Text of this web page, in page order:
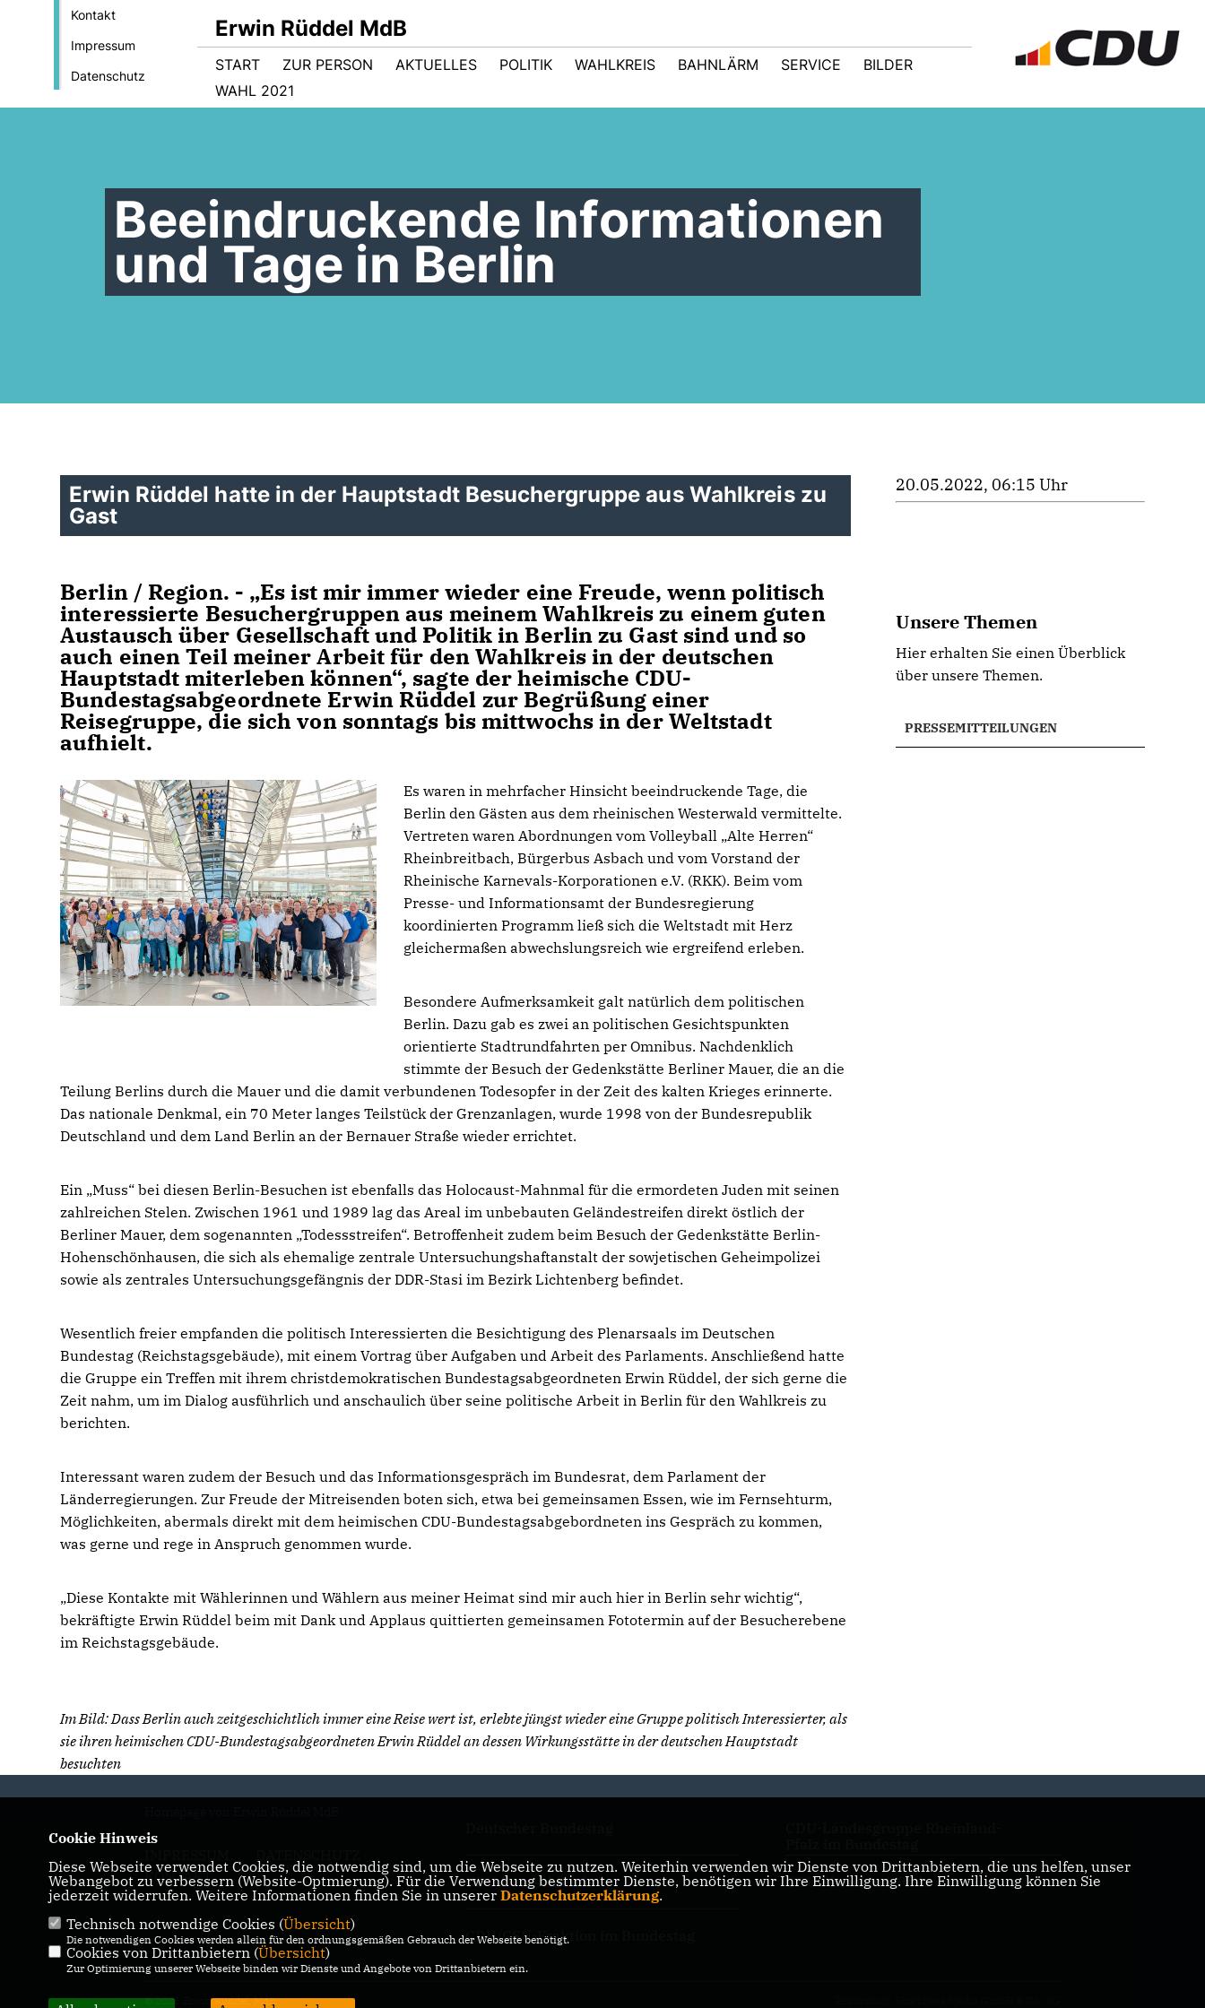
Kontakt
Impressum
Datenschutz
Erwin Rüddel MdB
START ZUR PERSON AKTUELLES POLITIK WAHLKREIS BAHNLÄRM SERVICE
BILDER
WAHL 2021
Beeindruckende Informationen
und Tage in Berlin
Erwin Rüddel hatte in der Hauptstadt Besuchergruppe aus Wahlkreis zu
Gast
Berlin / Region. - „Es ist mir immer wieder eine Freude, wenn politisch
interessierte Besuchergruppen aus meinem Wahlkreis zu einem guten
Austausch über Gesellschaft und Politik in Berlin zu Gast sind und so
auch einen Teil meiner Arbeit für den Wahlkreis in der deutschen
Hauptstadt miterleben können“, sagte der heimische CDU-
Bundestagsabgeordnete Erwin Rüddel zur Begrüßung einer
Reisegruppe, die sich von sonntags bis mittwochs in der Weltstadt
aufhielt.
Es waren in mehrfacher Hinsicht beeindruckende Tage, die
Berlin den Gästen aus dem rheinischen Westerwald vermittelte.
Vertreten waren Abordnungen vom Volleyball „Alte Herren“
Rheinbreitbach, Bürgerbus Asbach und vom Vorstand der
Rheinische Karnevals-Korporationen e.V. (RKK). Beim vom
Presse- und Informationsamt der Bundesregierung
koordinierten Programm ließ sich die Weltstadt mit Herz
gleichermaßen abwechslungsreich wie ergreifend erleben.
Besondere Aufmerksamkeit galt natürlich dem politischen
Berlin. Dazu gab es zwei an politischen Gesichtspunkten
orientierte Stadtrundfahrten per Omnibus. Nachdenklich
stimmte der Besuch der Gedenkstätte Berliner Mauer, die an die
Teilung Berlins durch die Mauer und die damit verbundenen Todesopfer in der Zeit des kalten Krieges erinnerte.
Das nationale Denkmal, ein 70 Meter langes Teilstück der Grenzanlagen, wurde 1998 von der Bundesrepublik
Deutschland und dem Land Berlin an der Bernauer Straße wieder errichtet.
Ein „Muss“ bei diesen Berlin-Besuchen ist ebenfalls das Holocaust-Mahnmal für die ermordeten Juden mit seinen
zahlreichen Stelen. Zwischen 1961 und 1989 lag das Areal im unbebauten Geländestreifen direkt östlich der
Berliner Mauer, dem sogenannten „Todessstreifen“. Betroffenheit zudem beim Besuch der Gedenkstätte Berlin-
Hohenschönhausen, die sich als ehemalige zentrale Untersuchungshaftanstalt der sowjetischen Geheimpolizei
sowie als zentrales Untersuchungsgefängnis der DDR-Stasi im Bezirk Lichtenberg befindet.
Wesentlich freier empfanden die politisch Interessierten die Besichtigung des Plenarsaals im Deutschen
Bundestag (Reichstagsgebäude), mit einem Vortrag über Aufgaben und Arbeit des Parlaments. Anschließend hatte
die Gruppe ein Treffen mit ihrem christdemokratischen Bundestagsabgeordneten Erwin Rüddel, der sich gerne die
Zeit nahm, um im Dialog ausführlich und anschaulich über seine politische Arbeit in Berlin für den Wahlkreis zu
berichten.
Interessant waren zudem der Besuch und das Informationsgespräch im Bundesrat, dem Parlament der
Länderregierungen. Zur Freude der Mitreisenden boten sich, etwa bei gemeinsamen Essen, wie im Fernsehturm,
Möglichkeiten, abermals direkt mit dem heimischen CDU-Bundestagsabgebordneten ins Gespräch zu kommen,
was gerne und rege in Anspruch genommen wurde.
Diese Kontakte mit Wählerinnen und Wählern aus meiner Heimat sind mir auch hier in Berlin sehr wichtig“,
bekräftigte Erwin Rüddel beim mit Dank und Applaus quittierten gemeinsamen Fototermin auf der Besucherebene
im Reichstagsgebäude.
Im Bild: Dass Berlin auch zeitgeschichtlich immer eine Reise wert ist, erlebte jüngst wieder eine Gruppe politisch Interessierter, als
sie ihren heimischen CDU-Bundestagsabgeordneten Erwin Rüddel an dessen Wirkungsstätte in der deutschen Hauptstadt
besuchten
20.05.2022, 06:15 Uhr
Unsere Themen
Hier erhalten Sie einen Überblick
über unsere Themen.
PRESSEMITTEILUNGEN
KONTAKT
CDU Deutschlands
CDU/CSU-Fraktion im Bundestag
CDU Rheinland-Pfalz
© 2026 Erwin Rüddel, MdB
Cookie Hinweis
Diese Webseite verwendet Cookies, die notwendig sind, um die Webseite zu nutzen. Weiterhin verwenden wir Dienste von Drittanbietern, die uns helfen, unser
Webangebot zu verbessern (Website-Optmierung). Für die Verwendung bestimmter Dienste, benötigen wir Ihre Einwilligung. Ihre Einwilligung können Sie
jederzeit widerrufen. Weitere Informationen finden Sie in unserer Datenschutzerklärung.
Technisch notwendige Cookies (Übersicht)
Die notwendigen Cookies werden allein für den ordnungsgemäßen Gebrauch der Webseite benötigt.
Cookies von Drittanbietern (Übersicht)
Zur Optimierung unserer Webseite binden wir Dienste und Angebote von Drittanbietern ein.